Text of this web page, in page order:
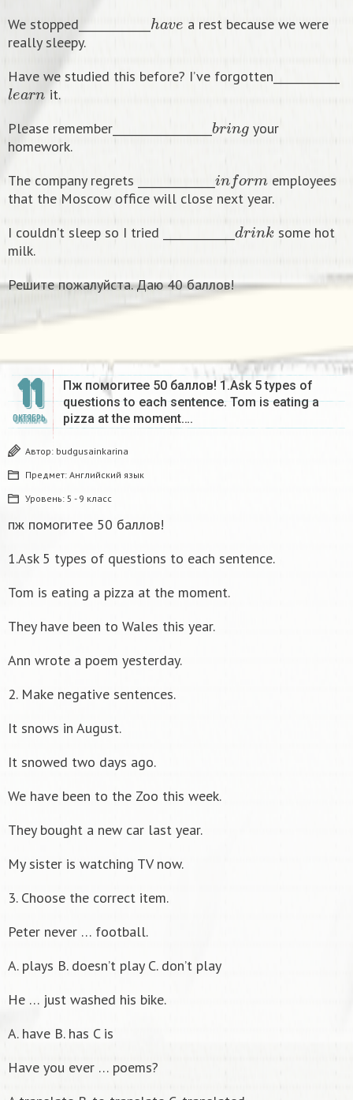
We stopped_____________
h
a rest because we were
really sleepy.
Have we studied this before? I’ve forgotten____________
learn
it.
Please remember__________________
b
your
homework.
The company regrets ______________
o
employees
that the Moscow office will close next year.
I couldn’t sleep so I tried _____________
d k
some hot
milk.
Решите пожалуйста. Даю 40 баллов!
11
ОКТЯБРЬ
Пж помогитее 50 баллов! 1.Ask 5 types of
questions to each sentence. Tom is eating a
pizza at the moment….
Автор: budgusainkarina
Предмет: Английский язык
Уровень: 5 - 9 класс
пж помогитее 50 баллов!
1.Ask 5 types of questions to each sentence.
Tom is eating a pizza at the moment.
They have been to Wales this year.
Ann wrote a poem yesterday.
2. Make negative sentences.
It snows in August.
It snowed two days ago.
We have been to the Zoo this week.
They bought a new car last year.
My sister is watching TV now.
3. Choose the correct item.
Peter never … football.
А. plays B. doesn’t play C. don’t play
He … just washed his bike.
А. have B. has C is
Have you ever … poems?